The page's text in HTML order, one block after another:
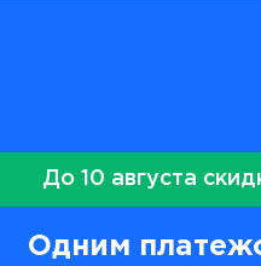
До 10 августа
Одним